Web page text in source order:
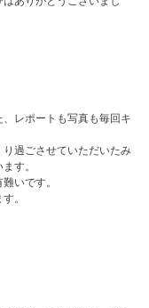
レポートも写真も毎回キ
過ごさせていただいたみ
す。
いです。
。